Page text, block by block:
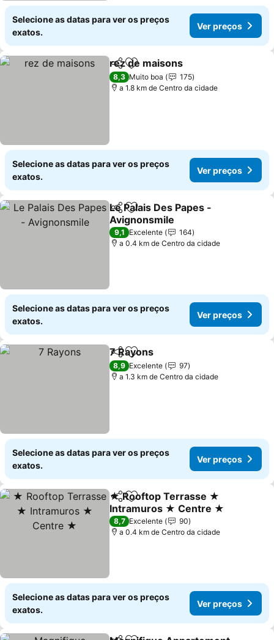
Selecione as datas para ver os preços
exatos.
Ver preços
PartilharAdicionar aos favoritos
rez de maisons
8,3 Muito boa
175
a 1.8 km de Centro da cidade
Selecione as datas para ver os preços
exatos.
Ver preços
PartilharAdicionar aos favoritos
Le Palais Des Papes -
Avignonsmile
Ver preços
9,1 Excelente
164
a 0.4 km de Centro da cidade
Selecione as datas para ver os preços
exatos.
Ver preços
PartilharAdicionar aos favoritos
7 Rayons
8,9 Excelente
97
a 1.3 km de Centro da cidade
Selecione as datas para ver os preços
exatos.
Ver preços
PartilharAdicionar aos favoritos
★ Rooftop Terrasse ★
Intramuros ★ Centre ★
Ver preços
8,7 Excelente
90
a 0.4 km de Centro da cidade
Selecione as datas para ver os preços
exatos.
Ver preços